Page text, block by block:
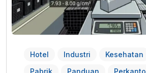
Hotel Industri Kesehatan